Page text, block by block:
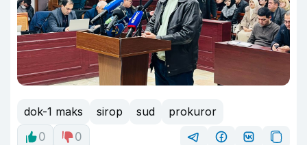
dok-1 maks sirop sud
prokuror
0
0